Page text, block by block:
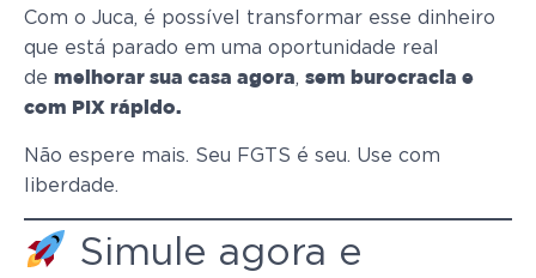
Com o Juca, é possível transformar esse dinheiro
que está parado em uma oportunidade real
de melhorar sua casa agora, sem burocracia e
com PIX rápido.
Não espere mais. Seu FGTS é seu. Use com
liberdade.
Simule agora e